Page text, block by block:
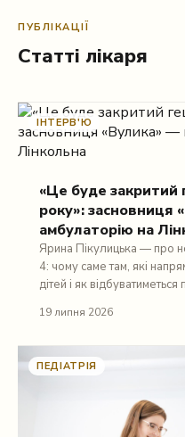
ПУБЛІКАЦІЇ
Статті лікаря
ІНТЕРВ'Ю
«Це буде закритий
року»: засновниця
амбулаторію на
Ярина Пікулицька — про
4: чому саме там, які
дітей і як
19 липня 2026
ПЕДІАТРІЯ